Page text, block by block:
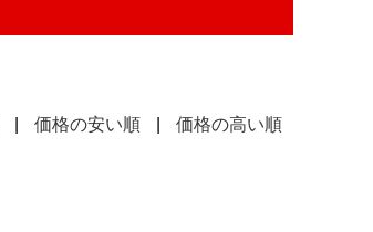
価格の安い順 価格の高い順